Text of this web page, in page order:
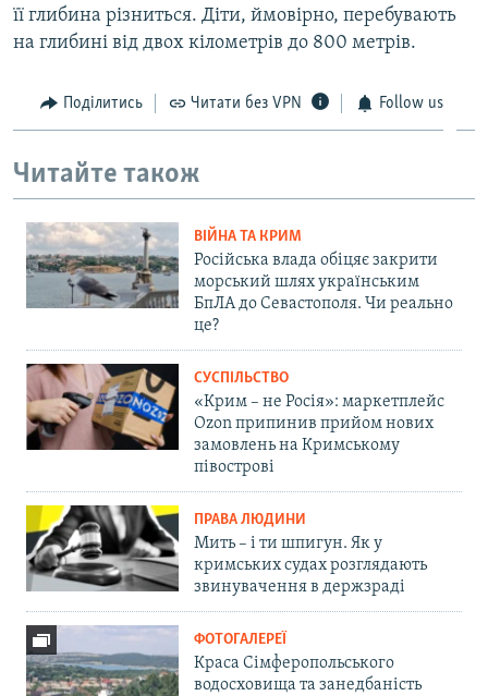
її глибина різниться. Діти, ймовірно, перебувають
на глибині від двох кілометрів до 800 метрів.
Поділитись Читати без VPN Follow us
Читайте також
ВІЙНА ТА КРИМ
Російська влада обіцяє закрити
морський шлях українським
БпЛА до Севастополя. Чи реально
це?
СУСПІЛЬСТВО
«Крим – не Росія»: маркетплейс
Ozon припинив прийом нових
замовлень на Кримському
півострові
ПРАВА ЛЮДИНИ
Мить – і ти шпигун. Як у
кримських судах розглядають
звинувачення в держзраді
ФОТОГАЛЕРЕЇ
Краса Сімферопольського
водосховища та занедбаність